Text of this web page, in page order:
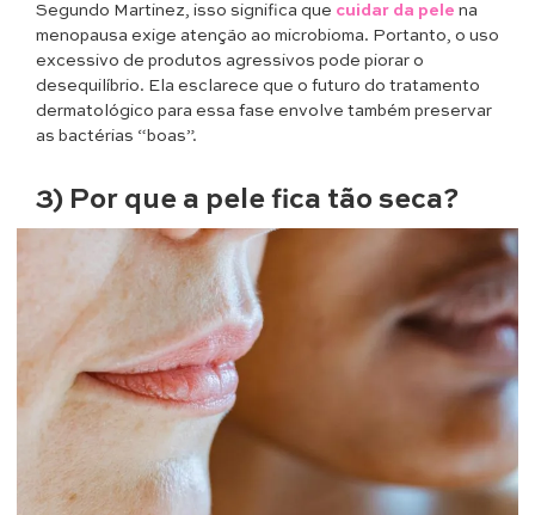
Segundo Martinez, isso significa que cuidar da pele na
menopausa exige atenção ao microbioma. Portanto, o uso
excessivo de produtos agressivos pode piorar o
desequilíbrio. Ela esclarece que o futuro do tratamento
dermatológico para essa fase envolve também preservar
as bactérias “boas”.
3) Por que a pele fica tão seca?